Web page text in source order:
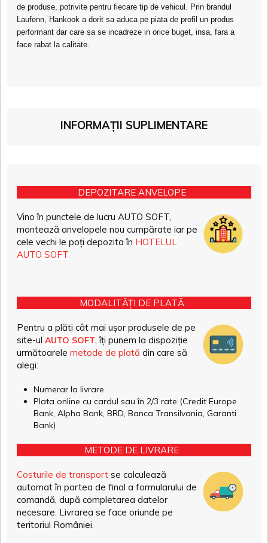
de produse, potrivite pentru fiecare tip de vehicul. Prin brandul
Laufenn, Hankook a dorit sa aduca pe piata de profil un produs
performant dar care sa se incadreze in orice buget, insa, fara a
face rabat la calitate.
INFORMAȚII SUPLIMENTARE
DEPOZITARE ANVELOPE
Vino în punctele de lucru AUTO SOFT,
montează anvelopele nou cumpărate iar pe
cele vechi le poți depozita în HOTELUL
AUTO SOFT
MODALITĂȚI DE PLATĂ
Pentru a plăti cât mai ușor produsele de pe
site-ul AUTO SOFT, îți punem la dispoziție
următoarele metode de plată din care să
alegi:
Numerar la livrare
Plata online cu cardul sau în 2/3 rate (Credit Europe
Bank, Alpha Bank, BRD, Banca Transilvania, Garanti
Bank)
METODE DE LIVRARE
Costurile de transport se calculează
automat în partea de final a formularului de
comandă, după completarea datelor
necesare. Livrarea se face oriunde pe
teritoriul României.